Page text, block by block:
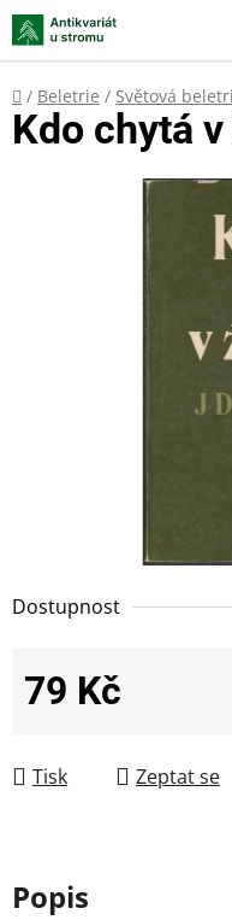
Přejít
na
obsah
Domů
/ Beletrie / Světová
Dostupnost
79 Kč
Tisk Zeptat se
Kdo chytá
Popis